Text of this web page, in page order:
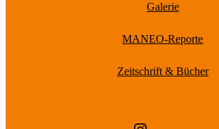
Galerie
MANEO-Reporte
Zeitschrift & Bücher